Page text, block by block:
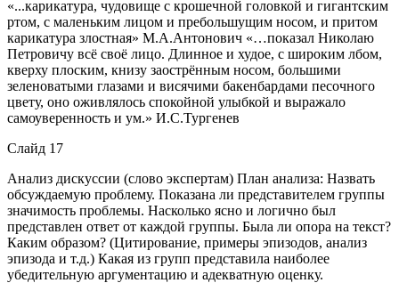
«...карикатура, чудовище с крошечной головкой и гигантским
ртом, с маленьким лицом и пребольшущим носом, и притом
карикатура злостная» М.А.Антонович «…показал Николаю
Петровичу всё своё лицо. Длинное и худое, с широким лбом,
кверху плоским, книзу заострённым носом, большими
зеленоватыми глазами и висячими бакенбардами песочного
цвету, оно оживлялось спокойной улыбкой и выражало
самоуверенность и ум.» И.С.Тургенев
Слайд 17
Анализ дискуссии (слово экспертам) План анализа: Назвать
обсуждаемую проблему. Показана ли представителем группы
значимость проблемы. Насколько ясно и логично был
представлен ответ от каждой группы. Была ли опора на текст?
Каким образом? (Цитирование, примеры эпизодов, анализ
эпизода и т.д.) Какая из групп представила наиболее
убедительную аргументацию и адекватную оценку.